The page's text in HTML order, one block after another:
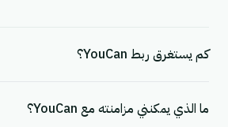
كم يستغرق ربط YouCan؟
ما الذي يمكنني مزامنته مع YouCan؟